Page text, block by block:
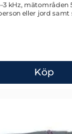
kHz, mätområden
eller jord samt
Köp